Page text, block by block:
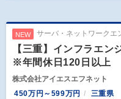
NEW サーバ・ネットワークエ
【三重】インフラエ
※年間休日120日以上
株式会社アイエスエフネット
450万円～599万円
三重県